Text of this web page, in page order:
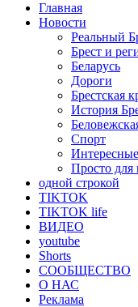
Главная
Новости
Реальный
Брест и
Беларусь
Дороги
Брестская
История
Спорт
Просто для
одной строкой
TIKTOK
TIKTOK life
ВИДЕО
youtube
Shorts
СООБЩЕСТВО
О НАС
Реклама